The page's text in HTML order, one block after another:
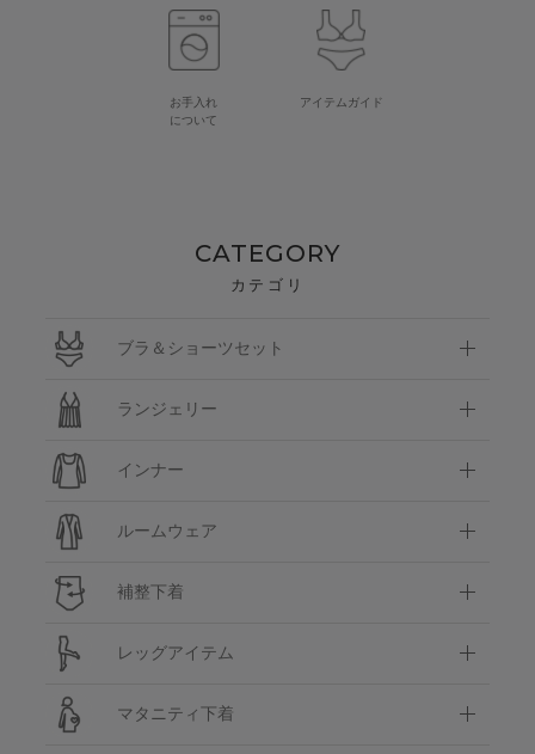
お手入れ
について
アイテムガイド
CATEGORY
カテゴリ
ブラ＆ショーツセット
ランジェリー
インナー
ルームウェア
補整下着
レッグアイテム
マタニティ下着